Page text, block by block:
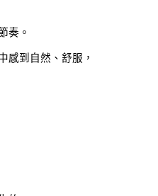
奏。
感到自然、舒服，